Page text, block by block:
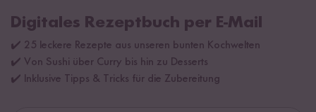
Digitales Rezeptbuch per E-Mail
✔️ 25 leckere Rezepte aus unseren bunten Kochwelten
✔️ Von Sushi über Curry bis hin zu Desserts
✔️ Inklusive Tipps & Tricks für die Zubereitung